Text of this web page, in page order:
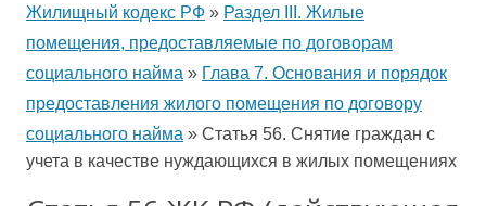
Жилищный кодекс РФ » Раздел III. Жилые
помещения, предоставляемые по договорам
социального найма » Глава 7. Основания и порядок
предоставления жилого помещения по договору
социального найма » Статья 56. Снятие граждан с
учета в качестве нуждающихся в жилых помещениях